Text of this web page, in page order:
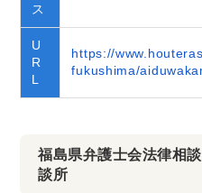
ス
U
R
L
https://
fukushima/
福島県弁護士会法律相
談所